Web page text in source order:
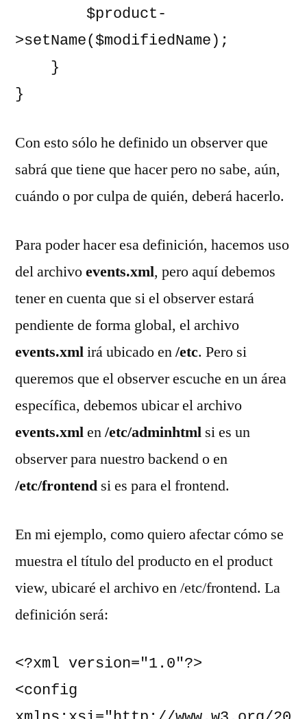
>setName($modifiedName);
}
Con esto sólo he definido un observer que
sabrá que tiene que hacer pero no sabe, aún,
cuándo o por culpa de quién, deberá hacerlo.
Para poder hacer esa definición, hacemos uso
del archivoevents.xml, pero aquí debemos
tener en cuenta que si el observer estará
pendiente de forma global, el archivo
events.xmlirá ubicado en/etc. Pero si
queremos que el observer escuche en un área
específica, debemos ubicar el archivo
events.xmlen/etc/adminhtml si es un
observer para nuestro backend o en
/etc/frontend si es para el frontend.
En mi ejemplo, como quiero afectar cómo se
muestra el título del producto en el product
view, ubicaré el archivo en /etc/frontend. La
definición será:
<?xml version="1.0"?>
<config